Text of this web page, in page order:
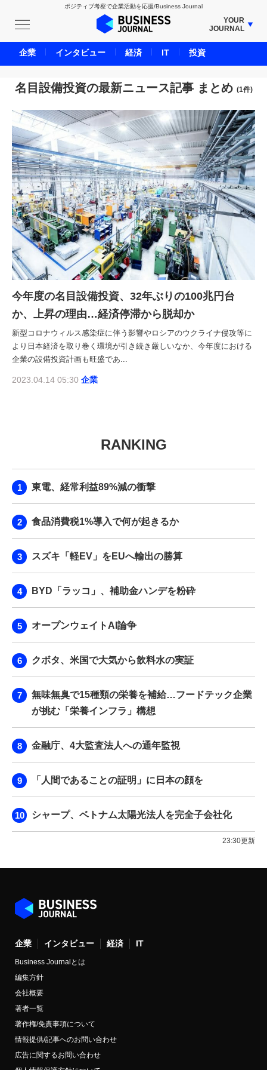
ポジティブ考察で企業活動を応援/Business Journal
YOUR
JOURNAL
BUSINESS JOURNAL
UNICORN JOURNAL
CARBON CREDITS JOURNAL
ENERGY MANAGEMENT JOURNAL
INBOUND JOURNAL
LIFE ENDING JOURNAL
AI JOURNAL
REAL ESTATE BROKERAGE JOURNAL
SMART MARKETING JOURNAL
BPaaS JOURNAL
ADOPTABLE DOG JOURNAL
名目設備投資の最新ニュース記事 まとめ (1件)
今年度の名目設備投資、32年ぶりの100兆円台
か、上昇の理由…経済停滞から脱却か
新型コロナウィルス感染症に伴う影響やロシアのウクライナ侵攻等に
より日本経済を取り巻く環境が引き続き厳しいなか、今年度における
企業の設備投資計画も旺盛であ...
2023.04.14 05:30 企業
RANKING
東電、経常利益89%減の衝撃
食品消費税1%導入で何が起きるか
スズキ「軽EV」をEUへ輸出の勝算
BYD「ラッコ」、補助金ハンデを粉砕
オープンウェイトAI論争
クボタ、米国で大気から飲料水の実証
無味無臭で15種類の栄養を補給…フードテック企業
が挑む「栄養インフラ」構想
金融庁、4大監査法人への通年監視
「人間であることの証明」に日本の顔を
シャープ、ベトナム太陽光法人を完全子会社化
23:30更新
企業 インタビュー 経済 IT
Business Journalとは
編集方針
会社概要
著者一覧
著作権/免責事項について
情報提供/記事へのお問い合わせ
広告に関するお問い合わせ
企業 インタビュー 経済 IT 投資